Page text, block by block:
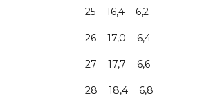
25 16,4 6,2
26 17,0 6,4
27 17,7 6,6
28 18,4 6,8